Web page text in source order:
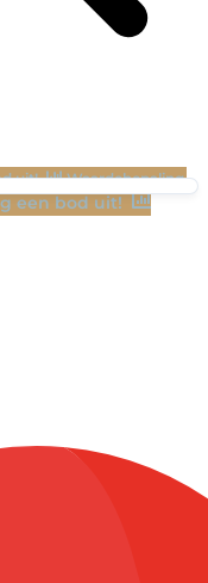
uit! Waardebepaling
een bod uit!